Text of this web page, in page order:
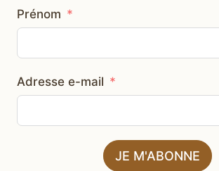
Prénom
Adresse e-mail
JE M'ABONNE